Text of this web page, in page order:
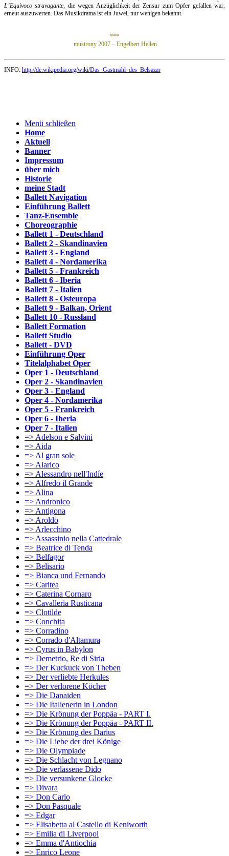
L’Equivoco stravagante, die wegen Anzüglichkeit der Zensur zum Opfer gefallen war,
erneut auszuwerten. Das Musikdrama ist ein Juwel, nur wenigen bekannt.
***
musirony 2007 – Engelbert Hellen
INFO: http://de.wikipedia.org/wiki/Das_Gastmahl_des_Belsazar
Menü schließen
Home
Aktuell
Banner
Impressum
über mich
Historie
meine Stadt
Ballett Navigation
Einführung Ballett
Tanz-Ensemble
Choreographie
Ballett 1 - Deutschland
Ballett 2 - Skandinavien
Ballett 3 - England
Ballett 4 - Nordamerika
Ballett 5 - Frankreich
Ballett 6 - Iberia
Ballett 7 - Italien
Ballett 8 - Osteuropa
Ballett 9 - Balkan, Orient
Ballett 10 - Russland
Ballett Formation
Ballett Studio
Ballett - DVD
Einführung Oper
Titelalphabet Oper
Oper 1 - Deutschland
Oper 2 - Skandinavien
Oper 3 - England
Oper 4 - Nordamerika
Oper 5 - Frankreich
Oper 6 - Iberia
Oper 7 - Italien
=> Adelson e Salvini
=> Aida
=> Al gran sole
=> Alarico
=> Alessandro nell'Indíe
=> Alfredo il Grande
=> Alina
=> Andronico
=> Antigona
=> Aroldo
=> Arlecchino
=> Assassinio nella Cattedrale
=> Beatrice di Tenda
=> Belfagor
=> Belisario
=> Bianca und Fernando
=> Caritea
=> Caterina Cornaro
=> Cavalleria Rusticana
=> Clotilde
=> Conchita
=> Corradino
=> Corrado d'Altamura
=> Cyrus in Babylon
=> Demetrio, Re di Siria
=> Der Kuckuck von Theben
=> Der verliebte Herkules
=> Der verlorene Köcher
=> Die Danaiden
=> Die Italienerin in London
=> Die Krönung der Poppäa - PART I.
=> Die Krönung der Poppäa - PART II.
=> Die Krönung des Darius
=> Die Liebe der drei Könige
=> Die Olympiade
=> Die Schlacht von Legnano
=> Die verlassene Dido
=> Die versunkene Glocke
=> Divara
=> Don Carlo
=> Don Pasquale
=> Edgar
=> Elisabetta al Castello di Keniworth
=> Emilia di Liverpool
=> Emma d'Antiochia
=> Enrico Leone